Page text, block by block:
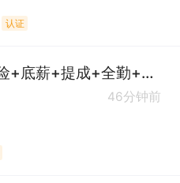
认证
直播电商带货主播（五险+底薪+提成+全勤+带薪年假）
46分钟前